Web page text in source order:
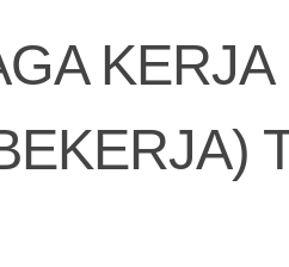
KERJA